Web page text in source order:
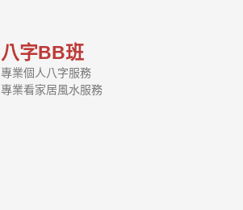
八字BB班
專業個人八字服務
專業看家居風水服務